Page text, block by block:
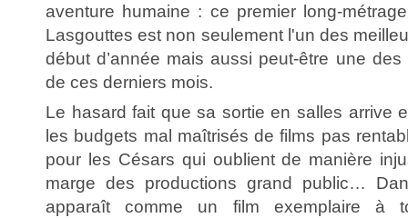
aventure humaine : ce premier long-
Lasgouttes est non seulement l'un des
début d’année mais aussi peut-être une
de ces derniers mois.
Le hasard fait que sa sortie en salles arrive
les budgets mal maîtrisés de films pas
pour les Césars qui oublient de manière
marge des productions grand public…
apparaît comme un film exemplaire à